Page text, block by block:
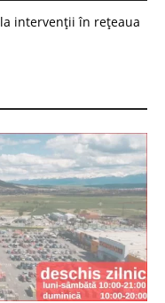
intervenții în rețeaua